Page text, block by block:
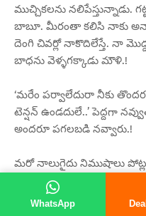
ముచ్చికలను నలిపేస్తున్నాడు.
బాబూ. మీరంతా కలిసి నాకు
దెంగి చివర్లో నాకొదిలేస్తే. నా
బాధను వెళ్ళగక్కాడు మౌళి.!
‘మరేం పర్వాలేదురా నీకు
టెన్షన్ ఉండదులే..’ పెద్దగా
అందరూ పగలబడి నవ్వారు.!
మరో నాలుగైదు నిముషాలు
గోపిగాడు. వాడు తన మొడ్డను
మొడ్డను నా పూకులో
WhatsApp